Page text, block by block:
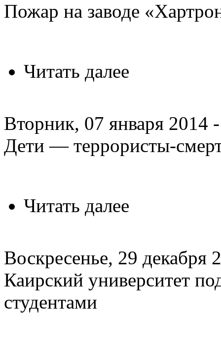
Пожар на заводе
Читать далее
Вторник, 07 января 2014
Дети — террористы-
Читать далее
Воскресенье, 29 декабря
Каирский университет
студентами